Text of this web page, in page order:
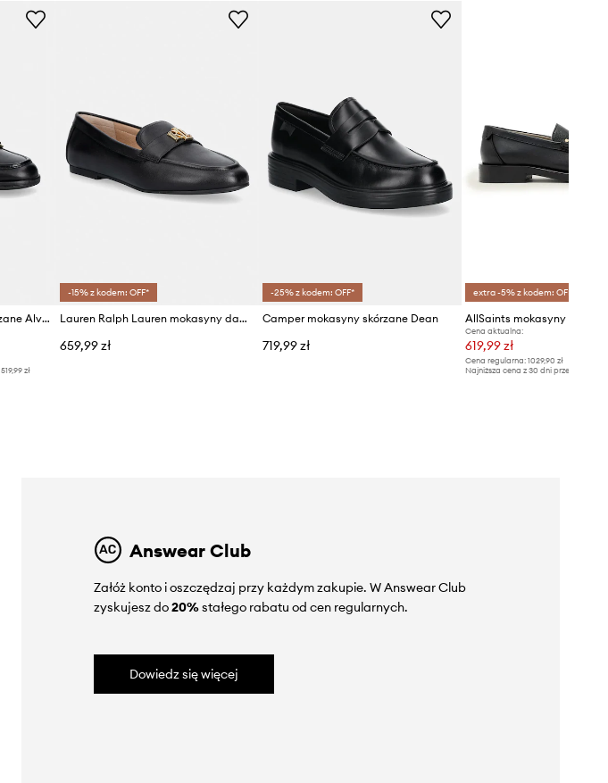
Marka See By Chloé
Marc O'Polo mokasyny skórzane Alva 6A
519,99 zł
-15% z kodem: OFF*
Lauren Ralph Lauren mokasyny damskie skórzane Averi III
659,99 zł
-25% z kodem: OFF*
Camper mokasyny skórzane Dean
719,99 zł
extra -5% z kodem: OFF*
Cena aktualna:
619,99 zł
Cena regularna: 1029,90 zł
Najniższa cena z 30 dni przed obniżką:
Answear Club
Załóż konto i oszczędzaj przy każdym zakupie. W Answear Club
zyskujesz do20%stałego rabatu od cen regularnych.
Dowiedz się więcej